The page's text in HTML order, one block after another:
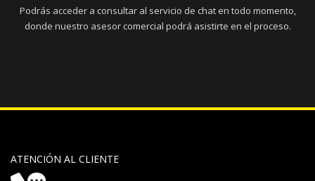
Podrás acceder a consultar al servicio de chat en todo momento,
donde nuestro asesor comercial podrá asistirte en el proceso.
ATENCIÓN AL CLIENTE